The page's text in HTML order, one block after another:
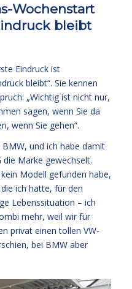
Wochenstart
bleibt
Eindruck ist
bleibt“. Sie kennen
„Wichtig ist nicht nur,
sagen, wenn Sie da
wenn Sie gehen“.
und ich habe damit
die Marke gewechselt.
Modell gefunden habe,
ich hatte, für den
Lebenssituation – ich
mehr, weil wir für
privat einen tollen VW-
bei BMW aber